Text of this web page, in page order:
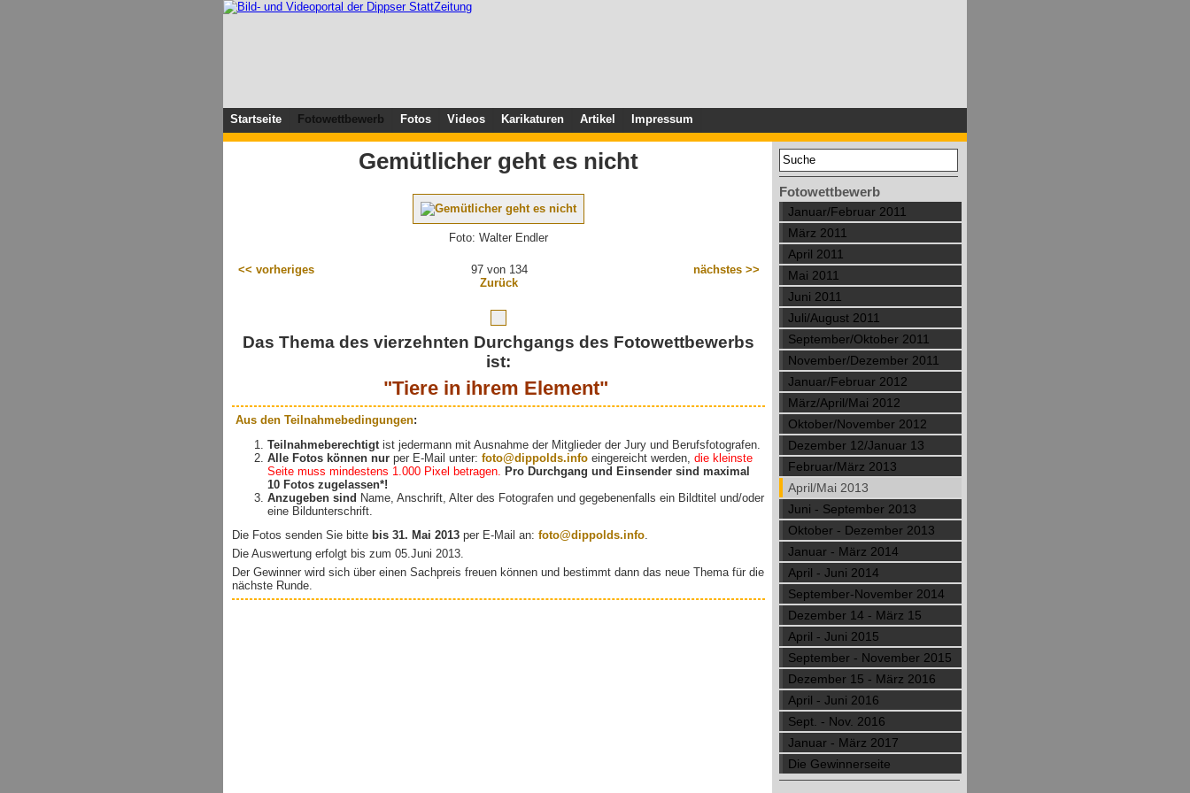
Startseite Fotowettbewerb Fotos Videos Karikaturen Artikel Impressum
Gemütlicher geht es nicht
Foto: Walter Endler
<< vorheriges 97 von 134
nächstes >>
Zurück
Das Thema des vierzehnten Durchgangs des Fotowettbewerbs
ist:
"Tiere in ihrem Element"
Aus den Teilnahmebedingungen:
Teilnahmeberechtigt ist jedermann mit Ausnahme der Mitglieder der Jury und Berufsfotografen.
Alle Fotos können nur per E-Mail unter: foto@dippolds.info eingereicht werden, die kleinste
Seite muss mindestens 1.000 Pixel betragen. Pro Durchgang und Einsender sind maximal
10 Fotos zugelassen*!
Anzugeben sind Name, Anschrift, Alter des Fotografen und gegebenenfalls ein Bildtitel und/oder
eine Bildunterschrift.
Die Fotos senden Sie bitte bis 31. Mai 2013 per E-Mail an: foto@dippolds.info.
Die Auswertung erfolgt bis zum 05.Juni 2013.
Der Gewinner wird sich über einen Sachpreis freuen können und bestimmt dann das neue Thema für die
nächste Runde.
Fotowettbewerb
Januar/Februar 2011
März 2011
April 2011
Mai 2011
Juni 2011
Juli/August 2011
September/Oktober 2011
November/Dezember 2011
Januar/Februar 2012
März/April/Mai 2012
Oktober/November 2012
Dezember 12/Januar 13
Februar/März 2013
April/Mai 2013
Juni - September 2013
Oktober - Dezember 2013
Januar - März 2014
April - Juni 2014
September-November 2014
Dezember 14 - März 15
April - Juni 2015
September - November 2015
Dezember 15 - März 2016
April - Juni 2016
Sept. - Nov. 2016
Januar - März 2017
Die Gewinnerseite